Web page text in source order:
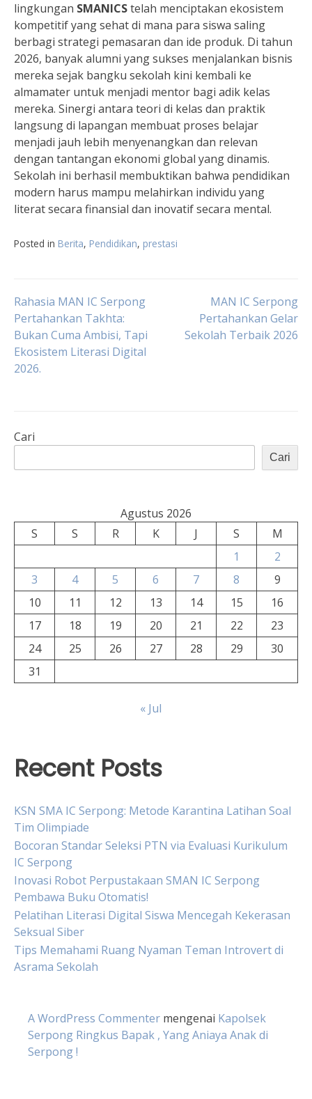
lingkungan SMANICStelah menciptakan ekosistem
kompetitif yang sehat di mana para siswa saling
berbagi strategi pemasaran dan ide produk. Di tahun
2026, banyak alumni yang sukses menjalankan bisnis
mereka sejak bangku sekolah kini kembali ke
almamater untuk menjadi mentor bagi adik kelas
mereka. Sinergi antara teori di kelas dan praktik
langsung di lapangan membuat proses belajar
menjadi jauh lebih menyenangkan dan relevan
dengan tantangan ekonomi global yang dinamis.
Sekolah ini berhasil membuktikan bahwa pendidikan
modern harus mampu melahirkan individu yang
literat secara finansial dan inovatif secara mental.
Posted in Berita, Pendidikan, prestasi
Navigasi
pos
Rahasia MAN IC Serpong
Pertahankan Takhta:
Bukan Cuma Ambisi, Tapi
Ekosistem Literasi Digital
2026.
MAN IC Serpong
Pertahankan Gelar
Sekolah Terbaik 2026
Cari
Cari
Agustus 2026
S
S R K J S
M
1
2
3
4 5 6 7 8
9
10
11 12 13 14 15
16
17
18 19 20 21 22
23
24
25 26 27 28 29
30
31
« Jul
Recent Posts
KSN SMA IC Serpong: Metode Karantina Latihan Soal
Tim Olimpiade
Bocoran Standar Seleksi PTN via Evaluasi Kurikulum
IC Serpong
Inovasi Robot Perpustakaan SMAN IC Serpong
Pembawa Buku Otomatis!
Pelatihan Literasi Digital Siswa Mencegah Kekerasan
Seksual Siber
Tips Memahami Ruang Nyaman Teman Introvert di
Asrama Sekolah
A WordPress Commenter mengenai Kapolsek
Serpong Ringkus Bapak , Yang Aniaya Anak di
Serpong !